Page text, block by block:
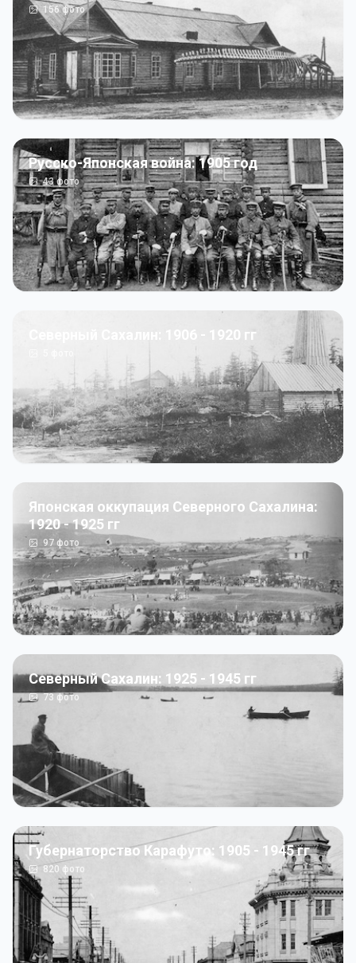
156фото
Русско-Японская война: 1905 год
43фото
Северный Сахалин: 1906 - 1920 гг
Японская оккупация Северного Сахалина:
1920 - 1925 гг
97 фото
Северный Сахалин: 1925 - 1945 гг
73фото
Губернаторство Карафуто: 1905 - 1945 гг
820 фото